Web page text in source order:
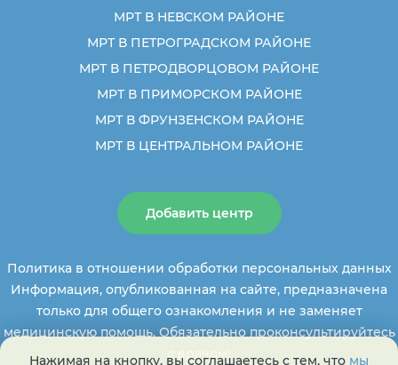
МРТ В НЕВСКОМ РАЙОНЕ
МРТ В ПЕТРОГРАДСКОМ РАЙОНЕ
МРТ В ПЕТРОДВОРЦОВОМ РАЙОНЕ
МРТ В ПРИМОРСКОМ РАЙОНЕ
МРТ В ФРУНЗЕНСКОМ РАЙОНЕ
МРТ В ЦЕНТРАЛЬНОМ РАЙОНЕ
Добавить центр
Политика в отношении обработки персональных данных
Информация, опубликованная на сайте, предназначена
только для общего ознакомления и не заменяет
медицинскую помощь. Обязательно проконсультируйтесь
Нажимая на кнопку, вы соглашаетесь с тем, что мы